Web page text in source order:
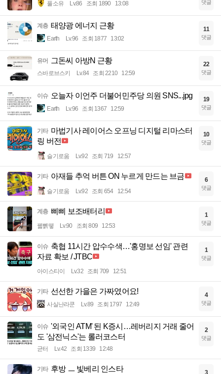
풀소유 Lv.86 조회 1890 13:08 댓글
계층 태양광 에너지 근황
Earth Lv.96 조회 1877 13:02
11
댓글
유머 그돈씨 아방N 근황
스바로브스키 Lv.84 조회 2210 12:59
22
댓글
이슈 오늘자 이언주 더불어민주당 의원 SNS...jpg
Earth Lv.96 조회 1367 12:59
19
댓글
기타 마법기사 레이어스 오프닝 디지털 리마스터
링 버전
슬기로움 Lv.92 조회 719 12:57
10
댓글
기타 아재들 추억 버튼 ON 누르게 만드는 브금
슬기로움 Lv.92 조회 654 12:54
6
댓글
계층 삐삐 보조배터리
꿻뻵뗗 Lv.90 조회 809 12:53
1
댓글
이슈 축협 11시간 압수수색…'홍명보 선임' 관련
자료 확보 / JTBC
아이스티이 Lv.32 조회 709 12:51
1
댓글
기타 선선한 가을은 가짜였어요!
사실난라쿤 Lv.89 조회 1797 12:49
4
댓글
이슈 '외국인 ATM' 된 K증시…레버리지 거래 줄어
도 '삼전닉스'는 롤러코스터
균터 Lv.42 조회 1339 12:48
2
댓글
기타 후방 ㅡ 빛베리 인스타 3